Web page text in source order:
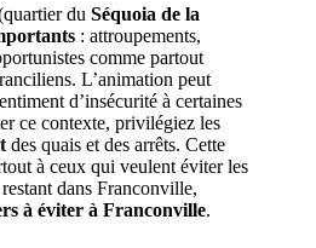
du Séquoia de la
: attroupements,
comme partout
L’animation peut
d’insécurité à certaines
ce contexte, privilégiez les
des quais et des arrêts. Cette
à ceux qui veulent éviter les
dans Franconville,
à éviter à Franconville.